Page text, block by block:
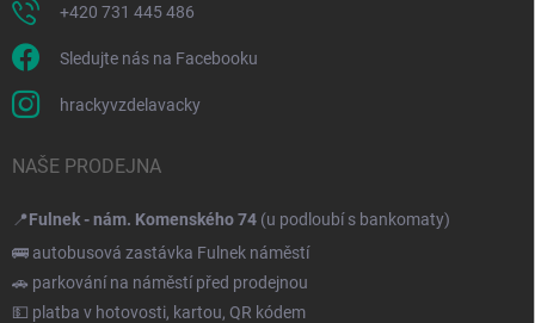
+420 731 445 486
Sledujte nás na Facebooku
hrackyvzdelavacky
NAŠE PRODEJNA
📍Fulnek - nám. Komenského 74 (u podloubí s bankomaty)
🚌 autobusová zastávka Fulnek náměstí
🚗 parkování na náměstí před prodejnou
💵 platba v hotovosti, kartou, QR kódem